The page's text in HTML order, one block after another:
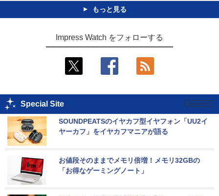
もっと見る
Impress Watch をフォローする
Special Site
SOUNDPEATSのイヤカフ型イヤフォン「UU2イ
ヤーカフ」をイヤカフマニアが語る
お値段そのままでメモリ倍増！メモリ32GBの
「お得なゲーミングノート」